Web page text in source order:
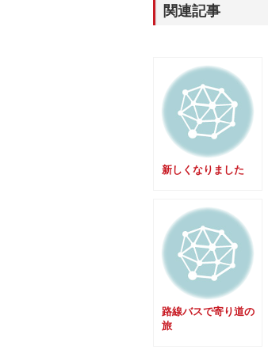
関連記事
新しくなりました
路線バスで寄り道の
旅